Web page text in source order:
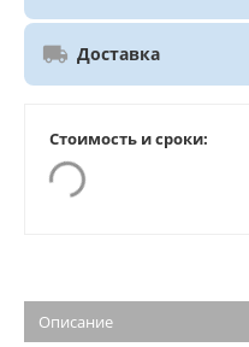
Доставка
Стоимость и сроки:
Описание